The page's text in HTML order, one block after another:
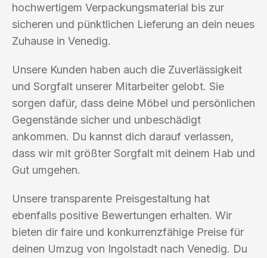
hochwertigem Verpackungsmaterial bis zur
sicheren und pünktlichen Lieferung an dein neues
Zuhause in Venedig.
Unsere Kunden haben auch die Zuverlässigkeit
und Sorgfalt unserer Mitarbeiter gelobt. Sie
sorgen dafür, dass deine Möbel und persönlichen
Gegenstände sicher und unbeschädigt
ankommen. Du kannst dich darauf verlassen,
dass wir mit größter Sorgfalt mit deinem Hab und
Gut umgehen.
Unsere transparente Preisgestaltung hat
ebenfalls positive Bewertungen erhalten. Wir
bieten dir faire und konkurrenzfähige Preise für
deinen Umzug von Ingolstadt nach Venedig. Du